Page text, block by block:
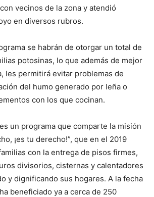
vecinos de la zona y atendió
en diversos rubros.
se habrán de otorgar un total de
potosinas, lo que además de mejor
les permitirá evitar problemas de
del humo generado por leña o
con los que cocinan.
un programa que comparte la misión
¡es tu derecho!”, que en el 2019
con la entrega de pisos firmes,
divisorios, cisternas y calentadores
y dignificando sus hogares. A la fecha
beneficiado ya a cerca de 250